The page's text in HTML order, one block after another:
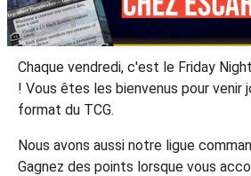
Chaque vendredi, c'est le Friday
! Vous êtes les bienvenus pour venir
format du TCG.
Nous avons aussi notre ligue
Gagnez des points lorsque vous